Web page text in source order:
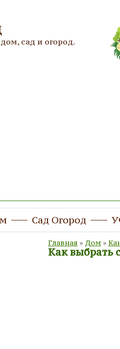
сад и огород.
Сад Огород
Главная » Дом »
Как выбрать